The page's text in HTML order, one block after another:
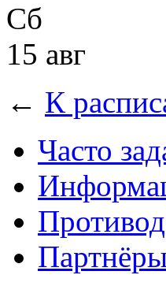
Сб
15 авг
← К
Часто